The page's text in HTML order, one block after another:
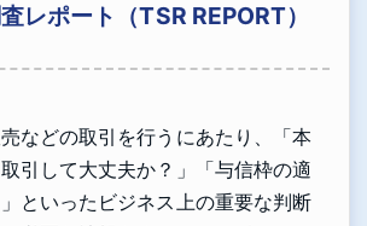
レポート（TSR REPORT）
などの取引を行うにあたり、「本
引して大丈夫か？」「与信枠の適
といったビジネス上の重要な判断